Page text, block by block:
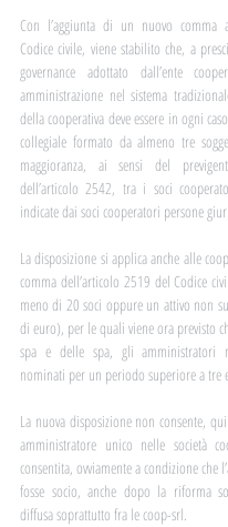
Con l’aggiunta di un nuovo comma
Codice civile, viene stabilito che, a
governance adottato dall’ente
amministrazione nel sistema
della cooperativa deve essere in ogni
collegiale formato da almeno tre
maggioranza, ai sensi del
dell’articolo 2542, tra i soci
indicate dai soci cooperatori persone
La disposizione si applica anche alle
comma dell’articolo 2519 del Codice
meno di 20 soci oppure un attivo non
di euro), per le quali viene ora previsto
spa e delle spa, gli amministratori
nominati per un periodo superiore a tre
La nuova disposizione non consente,
amministratore unico nelle società
consentita, ovviamente a condizione che
fosse socio, anche dopo la riforma
diffusa soprattutto fra le coop-srl.